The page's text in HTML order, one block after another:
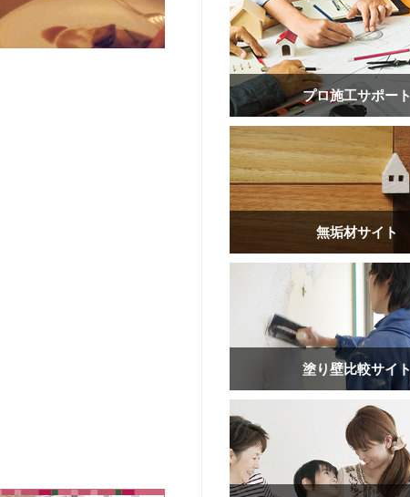
プロ施工サポート
無垢材サイト
塗り壁比較サイト